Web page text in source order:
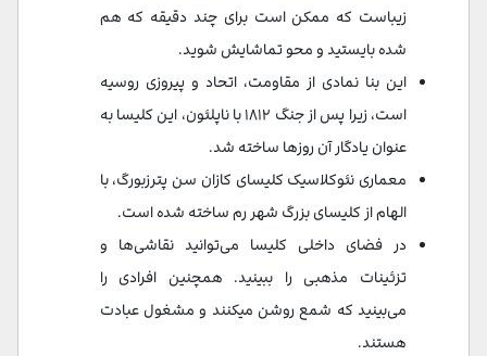
زیباست که ممکن است برای چند دقیقه که هم
شده بایستید و محو تماشایش شوید.
این بنا نمادی از مقاومت، اتحاد و پیروزی روسیه
است، زیرا پس از جنگ ۱۸۱۲ با ناپلئون، این کلیسا به
عنوان یادگار آن روزها ساخته شد.
معماری نئوکلاسیک کلیسای کازان سن پترزبورگ، با
الهام از کلیسای بزرگ شهر رم ساخته شده است.
در فضای داخلی کلیسا می‌توانید نقاشی‌ها و
تزئینات مذهبی را ببینید. همچنین افرادی را
می‌بینید که شمع روشن میکنند و مشغول عبادت
هستند.